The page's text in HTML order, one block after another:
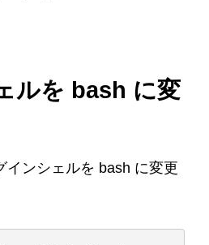
ルを bash に変
インシェルを bash に変更